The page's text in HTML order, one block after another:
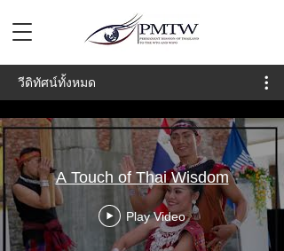
วีดิทัศน์ทั้งหมด
A Touch of Thai Wisdom
Play Video